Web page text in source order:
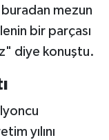
mezun
bir parçası
diye konuştu.
yılını